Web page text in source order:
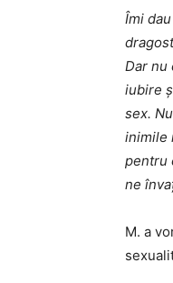
Îmi
Dar nu
iubire
sex.
inimile
pentru
ne
M. a